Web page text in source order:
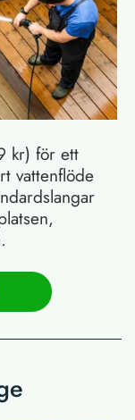
kr) för ett
vattenflöde